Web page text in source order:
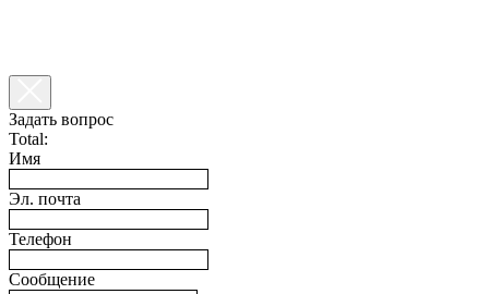
Задать вопрос
Total:
Имя
Эл. почта
Телефон
Сообщение